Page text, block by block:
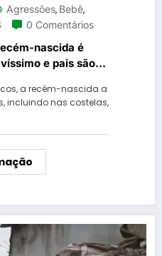
Agressões, Bebê,
0 Comentários
nascida é
e pais são
a recém-nascida a
incluindo nas costelas,